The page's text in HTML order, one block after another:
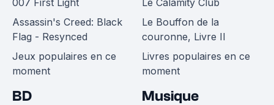
007 First Light
Assassin's Creed: Black
Flag - Resynced
Jeux populaires en ce
moment
Le Calamity Club
Le Bouffon de la
couronne, Livre II
Livres populaires en ce
moment
BD Musique